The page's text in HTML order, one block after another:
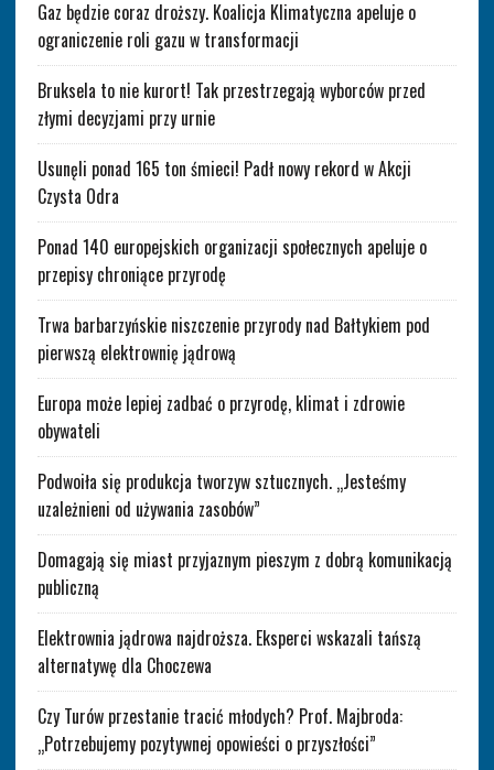
Gaz będzie coraz droższy. Koalicja Klimatyczna apeluje o
ograniczenie roli gazu w transformacji
Bruksela to nie kurort! Tak przestrzegają wyborców przed
złymi decyzjami przy urnie
Usunęli ponad 165 ton śmieci! Padł nowy rekord w Akcji
Czysta Odra
Ponad 140 europejskich organizacji społecznych apeluje o
przepisy chroniące przyrodę
Trwa barbarzyńskie niszczenie przyrody nad Bałtykiem pod
pierwszą elektrownię jądrową
Europa może lepiej zadbać o przyrodę, klimat i zdrowie
obywateli
Podwoiła się produkcja tworzyw sztucznych. „Jesteśmy
uzależnieni od używania zasobów”
Domagają się miast przyjaznym pieszym z dobrą komunikacją
publiczną
Elektrownia jądrowa najdroższa. Eksperci wskazali tańszą
alternatywę dla Choczewa
Czy Turów przestanie tracić młodych? Prof. Majbroda:
„Potrzebujemy pozytywnej opowieści o przyszłości”